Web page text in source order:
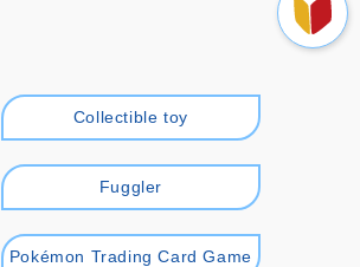
Collectible toy
Fuggler
Pokémon Trading Card Game